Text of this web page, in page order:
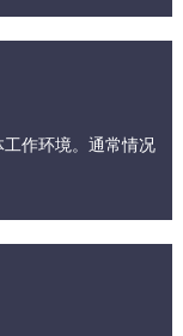
作环境。通常情况